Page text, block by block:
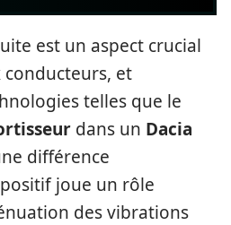
est un aspect crucial
et
telles que le
dans un Dacia
différence
joue un rôle
des vibrations